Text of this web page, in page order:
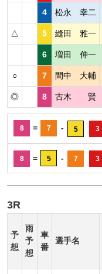
4 松永 幸二
△ 5 縫田 雅一
6 増田 伸一
○ 7 間中 大輔
◎ 8 古木 賢
8 = 7 - 5 3
8 = 5 - 7 3
3R
予
想
雨
予
想
車
番
選手名